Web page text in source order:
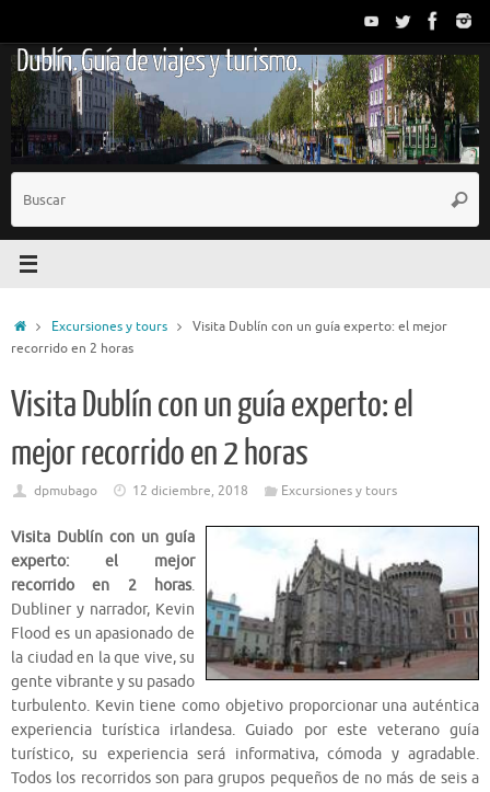
contenido
Dublín. Guía de viajes y turismo.
InicioExcursiones y tours
Visita Dublín con un guía experto: el mejor
recorrido en 2 horas
Visita Dublín con un guía experto: el
mejor recorrido en 2 horas
dpmubago 12 diciembre, 2018 Excursiones y tours
Visita Dublín con un guía
experto: el mejor
recorrido en 2 horas.
Dubliner y narrador, Kevin
Flood es un apasionado de
la ciudad en la que vive, su
gente vibrante y su pasado
turbulento. Kevin tiene como objetivo proporcionar una auténtica
experiencia turística irlandesa. Guiado por este veterano guía
turístico, su experiencia será informativa, cómoda y agradable.
Todos los recorridos son para grupos pequeños de no más de seis a